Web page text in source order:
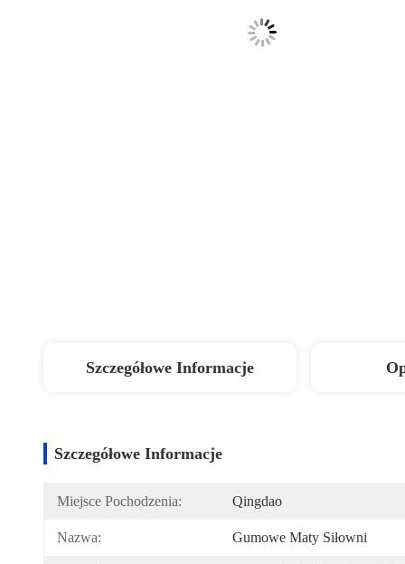
Szczegółowe Informacje
Szczegółowe Informacje
Miejsce Pochodzenia: Qingdao
Nazwa: Gumowe Maty Siłowni